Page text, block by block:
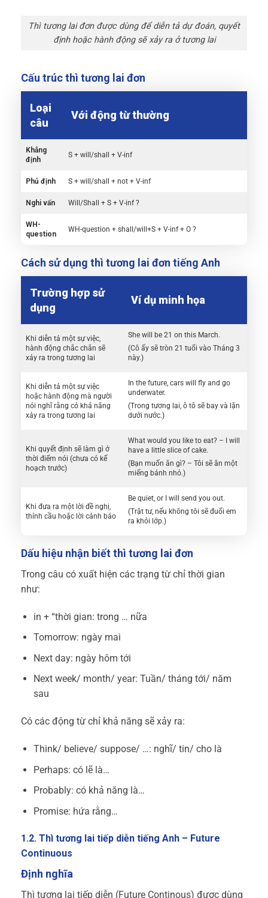
Thì tương lai đơn được dùng để diễn tả dự đoán, quyết
định hoặc hành động sẽ xảy ra ở tương lai
Cấu trúc thì tương lai đơn
Loại
câu
Với động từ thường
Khẳng
định
S + will/shall + V-inf
Phủ định S + will/shall + not + V-inf
Nghi vấn Will/Shall + S + V-inf ?
WH-
question
WH-question + shall/will+S + V-inf + O ?
Cách sử dụng thì tương lai đơn tiếng Anh
Trường hợp sử
dụng
Ví dụ minh họa
Khi diễn tả một sự việc,
hành động chắc chắn sẽ
xảy ra trong tương lai
She will be 21 on this March.
(Cô ấy sẽ tròn 21 tuổi vào Tháng 3
này.)
Khi diễn tả một sự việc
hoặc hành động mà người
nói nghĩ rằng có khả năng
xảy ra trong tương lai
In the future, cars will fly and go
underwater.
(Trong tương lai, ô tô sẽ bay và lặn
dưới nước.)
Khi quyết định sẽ làm gì ở
thời điểm nói (chưa có kế
hoạch trước)
What would you like to eat? – I will
have a little slice of cake.
(Bạn muốn ăn gì? – Tôi sẽ ăn một
miếng bánh nhỏ.)
Khi đưa ra một lời đề nghị,
thỉnh cầu hoặc lời cảnh báo
Be quiet, or I will send you out.
(Trật tư, nếu không tôi sẽ đuổi em
ra khỏi lớp.)
Dấu hiệu nhận biết thì tương lai đơn
Trong câu có xuất hiện các trạng từ chỉ thời gian
như:
in + “thời gian: trong … nữa
Tomorrow: ngày mai
Next day: ngày hôm tới
Next week/ month/ year: Tuần/ tháng tới/ năm
sau
Có các động từ chỉ khả năng sẽ xảy ra:
Think/ believe/ suppose/ …: nghĩ/ tin/ cho là
Perhaps: có lẽ là…
Probably: có khả năng là…
Promise: hứa rằng…
1.2. Thì tương lai tiếp diễn tiếng Anh – Future
Continuous
Định nghĩa
Thì tương lai tiếp diễn (Future Continous) được dùng